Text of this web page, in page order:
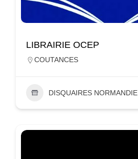
LIBRAIRIE OCEP
COUTANCES
DISQUAIRES NORMANDIE